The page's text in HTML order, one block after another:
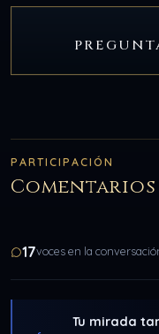
PARTICIPACIÓN
Comentarios
17voces en la
Tu mirada